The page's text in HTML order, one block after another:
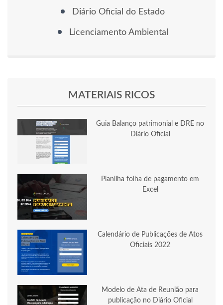
Diário Oficial do Estado
Licenciamento Ambiental
MATERIAIS RICOS
Guia Balanço patrimonial e DRE no
Diário Oficial
Planilha folha de pagamento em
Excel
Calendário de Publicações de Atos
Oficiais 2022
Modelo de Ata de Reunião para
publicação no Diário Oficial